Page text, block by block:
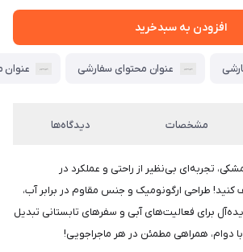
افزودن به سبدخرید
عنوان محتوای سفارشی عنوان
مشخصات دیدگاه‌ها
تجربه‌ای بی‌نظیر از راحتی و عملکرد در
طراحی ارگونومیک و جنس مقاوم در برابر آب،
برای فعالیت‌های آبی و سفرهای تابستانی تبدیل
دوام، همراهی مطمئن در هر ماجراجویی!